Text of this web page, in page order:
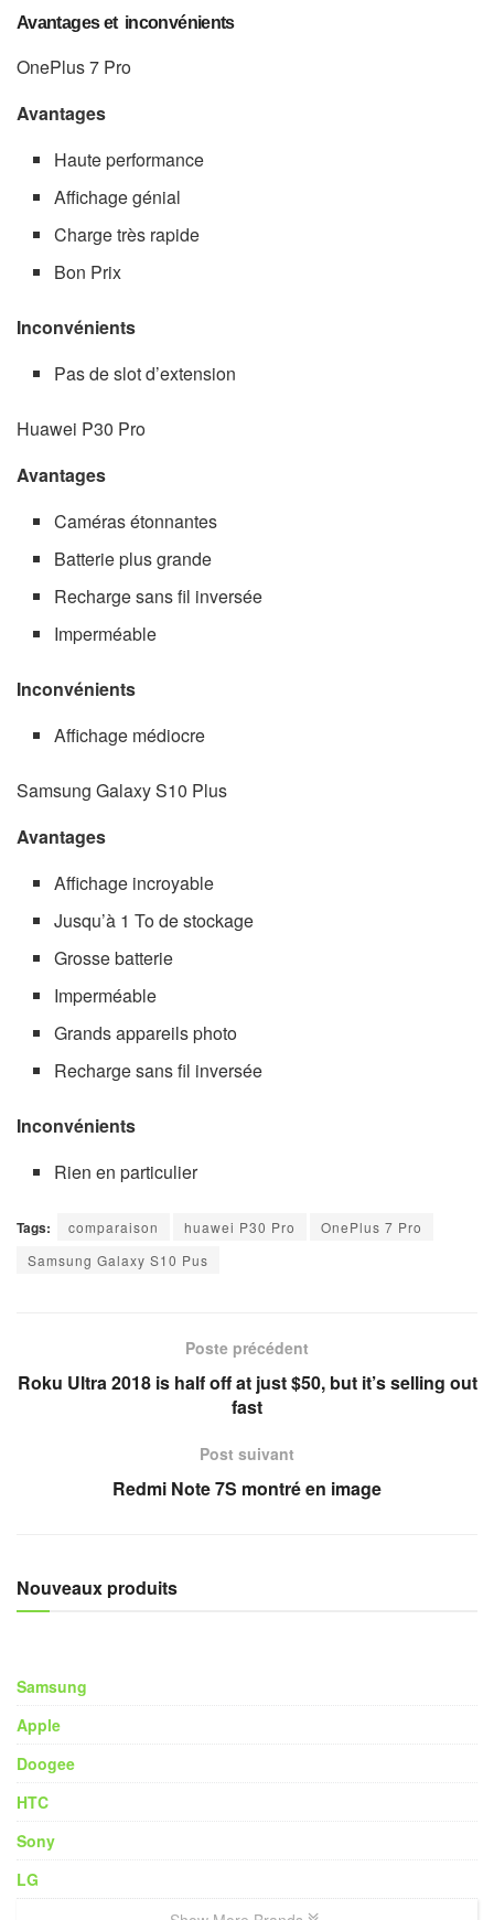
Avantages et inconvénients
OnePlus 7 Pro
Avantages
Haute performance
Affichage génial
Charge très rapide
Bon Prix
Inconvénients
Pas de slot d’extension
Huawei P30 Pro
Avantages
Caméras étonnantes
Batterie plus grande
Recharge sans fil inversée
Imperméable
Inconvénients
Affichage médiocre
Samsung Galaxy S10 Plus
Avantages
Affichage incroyable
Jusqu’à 1 To de stockage
Grosse batterie
Imperméable
Grands appareils photo
Recharge sans fil inversée
Inconvénients
Rien en particulier
Tags: comparaison huawei P30 Pro
OnePlus 7 Pro
Samsung Galaxy S10 Pus
Poste précédent
Roku Ultra 2018 is half off at just $50, but it’s selling out
fast
Post suivant
Redmi Note 7S montré en image
Nouveaux produits
Samsung
Apple
Doogee
HTC
Sony
LG